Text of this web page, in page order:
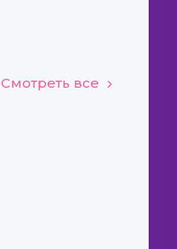
Смотреть все